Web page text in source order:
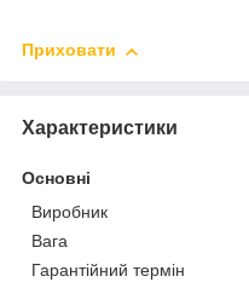
Приховати
Характеристики
Основні
Виробник
Вага
Гарантійний термін